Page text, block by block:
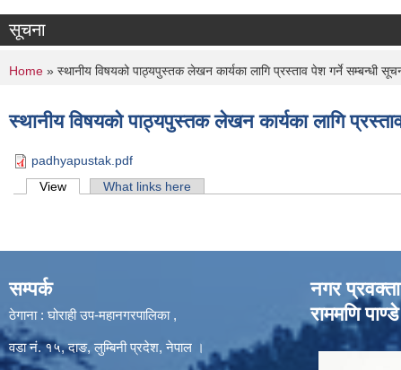
सूचना
You are here
Home » स्थानीय विषयको पाठ्यपुस्तक लेखन कार्यका लागि प्रस्ताव पेश गर्ने सम्बन्धी
स्थानीय विषयको पाठ्यपुस्तक लेखन कार्यका लागि
padhyapustak.pdf
Primary tabs
View (active tab)What links here
सम्पर्क
ठेगाना : घोराही उप-महानगरपालिका ,
वडा नं. १५, दाङ, लुम्बिनी प्रदेश, नेपाल ।
नगर प्रवक्ता
राममणि पाण्डे